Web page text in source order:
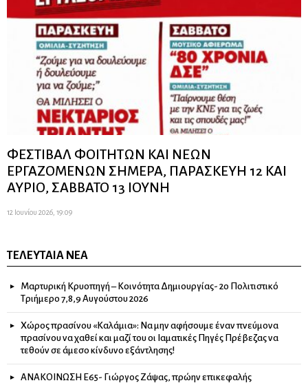
ΦΕΣΤΙΒΑΛ ΦΟΙΤΗΤΩΝ ΚΑΙ ΝΕΩΝ
ΕΡΓΑΖΟΜΕΝΩΝ ΣΗΜΕΡΑ, ΠΑΡΑΣΚΕΥΗ 12 ΚΑΙ
ΑΥΡΙΟ, ΣΑΒΒΑΤΟ 13 ΙΟΥΝΗ
12 Ιουνίου 2026, 19:09
ΤΕΛΕΥΤΑΊΑ ΝΈΑ
Μαρτυρική Κρυοπηγή – Κοινότητα Δημιουργίας- 2ο Πολιτιστικό
Τριήμερο 7,8,9 Αυγούστου 2026
Χώρος πρασίνου «Καλάμια»: Να μην αφήσουμε έναν πνεύμονα
πρασίνου να χαθεί και μαζί του οι Ιαματικές Πηγές Πρέβεζας να
τεθούν σε άμεσο κίνδυνο εξάντλησης!
ΑΝΑΚΟΙΝΩΣΗ Ε65- Γιώργος Ζάψας, πρώην επικεφαλής